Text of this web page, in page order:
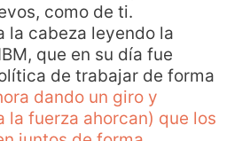
como de ti.
la cabeza leyendo la
que en su día fue
de trabajar de forma
dando un giro y
la fuerza ahorcan) que los